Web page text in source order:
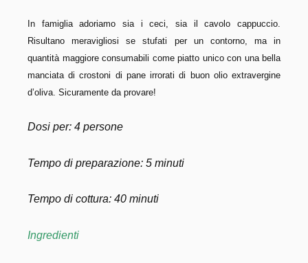
In famiglia adoriamo sia i ceci, sia il cavolo cappuccio.
Risultano meravigliosi se stufati per un contorno, ma in
quantità maggiore consumabili come piatto unico con una bella
manciata di crostoni di pane irrorati di buon olio extravergine
d’oliva. Sicuramente da provare!
Dosi per: 4 persone
Tempo di preparazione: 5 minuti
Tempo di cottura: 40 minuti
Ingredienti